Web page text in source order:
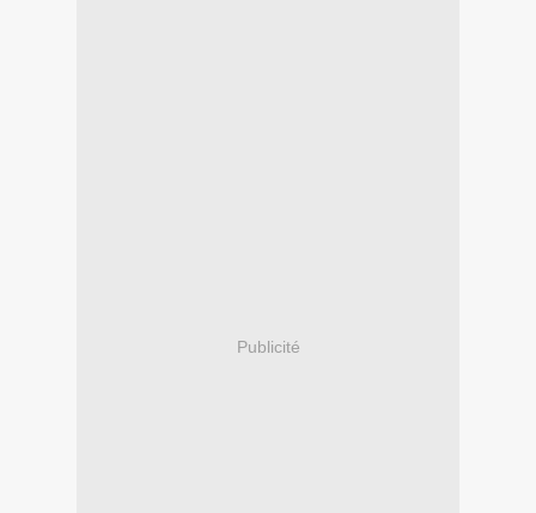
Publicité